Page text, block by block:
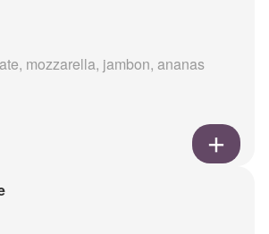
mozzarella, jambon, ananas